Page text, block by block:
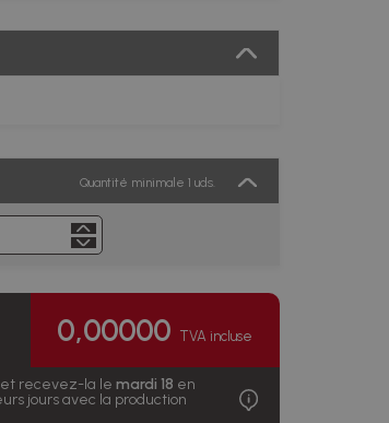
Quantité minimale 1 uds.
0,00000 TVA incluse
et recevez-la lemardi 18 en
jours avec la production